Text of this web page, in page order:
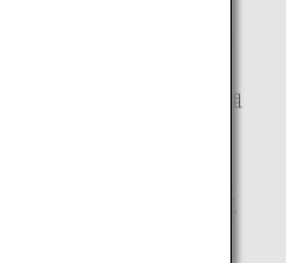
ています。ANA Future
お客様のご理解やご協力をい
組みを進めていきます。
Future Promiseに関する取り組
形でご紹介しています。
路線が変更になる場合がござ